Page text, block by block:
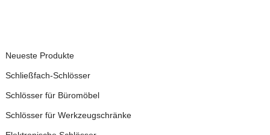
Neueste Produkte
Schließfach-Schlösser
Schlösser für Büromöbel
Schlösser für Werkzeugschränke